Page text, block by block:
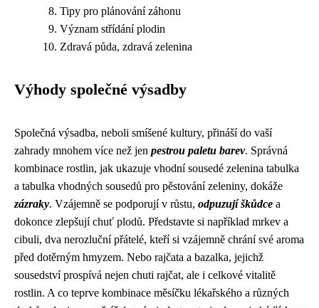
Tipy pro plánování záhonu
Význam střídání plodin
Zdravá půda, zdravá zelenina
Výhody společné výsadby
Společná výsadba, neboli smíšené kultury, přináší do vaší
zahrady mnohem více než jen pestrou paletu barev. Správná
kombinace rostlin, jak ukazuje vhodní sousedé zelenina tabulka
a tabulka vhodných sousedů pro pěstování zeleniny, dokáže
zázraky. Vzájemně se podporují v růstu, odpuzují škůdce a
dokonce zlepšují chuť plodů. Představte si například mrkev a
cibuli, dva nerozluční přátelé, kteří si vzájemně chrání své aroma
před dotěrným hmyzem. Nebo rajčata a bazalka, jejichž
sousedství prospívá nejen chuti rajčat, ale i celkové vitalitě
rostlin. A co teprve kombinace měsíčku lékařského a různých